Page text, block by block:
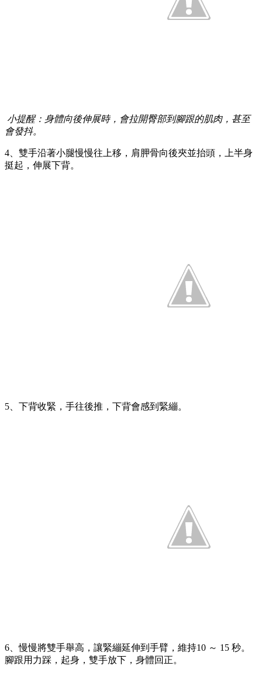
小提醒：身體向後伸展時，會拉開臀部到腳跟的肌肉，甚至
會發抖。
4、雙手沿著小腿慢慢往上移，肩胛骨向後夾並抬頭，上半身
挺起，伸展下背。
5、下背收緊，手往後推，下背會感到緊繃。
6、慢慢將雙手舉高，讓緊繃延伸到手臂，維持10 ～ 15 秒。
腳跟用力踩，起身，雙手放下，身體回正。